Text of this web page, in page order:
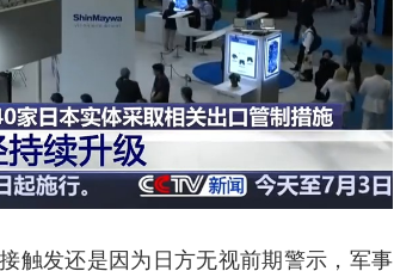
触发还是因为日方无视前期警示，军事